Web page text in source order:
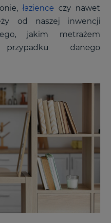
łazience czy nawet
od naszej inwencji
jakim metrażem
danego